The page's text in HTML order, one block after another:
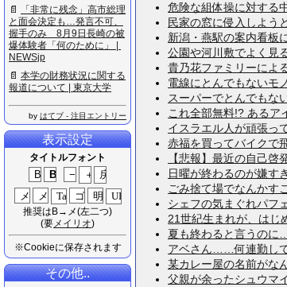
危険な組体操に対する
民家の窓に侵入しよ
新潟・燕駅の案内看板
公園や河川敷でよく見
貴乃花ファミリーによ
電線にとんでもないモ
スーパーでとんでもな
これ全部無料!? あるア
イスラエル人が頑張っ
赤福を買ってバイクで
【悲報】最近の自己
日曜が終わるのが嫌
ごみ捨て場でなんか
シェフの気まぐれパフ
21世紀生まれが、はじ
夏も終わると言うのに
アベさん……何連勤し
某カレー屋の名前がな
父親が余ったシュウマ
📄
「​非​常​に​残​念​」​高​市​総​理​
と​面​会​決​定​も​…​発​言​不​可​、​
握​手​の​み​ ​8​月​9​日​長​崎​の​被​
爆​体​験​者​「​何​の​た​め​に​」​ ​|​ ​
N​E​W​S​j​p
📄 本​学​の​財​務​状​況​に​関​す​る​
報​道​に​つ​い​て​ ​|​ ​東​京​大​学
by はてブ - 注目エントリー
表示設定
タイトルフォント
推奨はB→メ(左二つ)
(要メイリオ)
※Cookieに保存されます
その他..